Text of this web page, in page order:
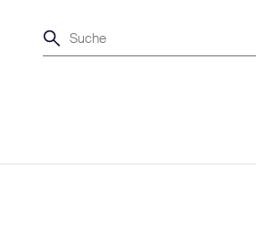
Suche